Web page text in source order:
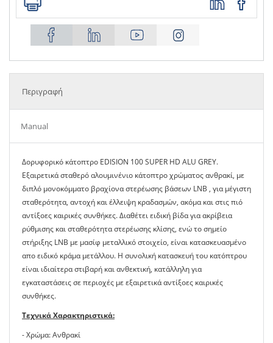
Περιγραφή
Manual
Δορυφορικό κάτοπτρο EDISION 100 SUPER HD ALU GREY.
Εξαιρετικά σταθερό αλουμινένιο κάτοπτρο χρώματος ανθρακί, με
διπλό μονοκόμματο βραχίονα στερέωσης βάσεων LNB , για μέγιστη
σταθερότητα, αντοχή και έλλειψη κραδασμών, ακόμα και στις πιό
αντίξοες καιρικές συνθήκες. Διαθέτει ειδική βίδα για ακρίβεια
ρύθμισης και σταθερότητα στερέωσης κλίσης, ενώ το σημείο
στήριξης LNB με μασίφ μεταλλικό στοιχείο, είναι κατασκευασμένο
απο ειδικό κράμα μετάλλου. Η συνολική κατασκευή του κατόπτρου
είναι ιδιαίτερα στιβαρή και ανθεκτική, κατάλληλη για
εγκαταστάσεις σε περιοχές με εξαιρετικά αντίξοες καιρικές
συνθήκες.
Τεχνικά Χαρακτηριστικά:
- Χρώμα: Ανθρακί